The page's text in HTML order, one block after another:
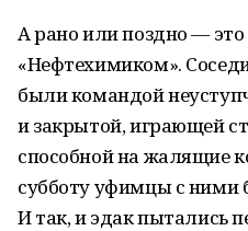
А рано или поздно — это
«Нефтехимиком».
были командой
и закрытой, играющей
способной на жалящие
субботу уфимцы с ними
И так, и эдак пытались